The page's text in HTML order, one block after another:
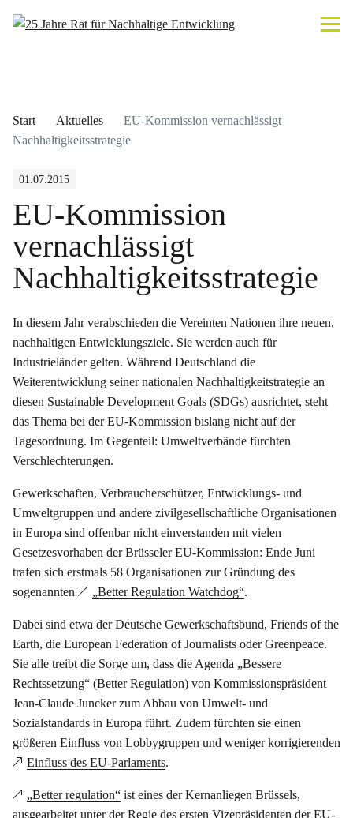
Start Aktuelles
EU-Kommission vernachlässigt
Nachhaltigkeitsstrategie
01.07.2015
EU-Kommission
vernachlässigt
Nachhaltigkeitsstrategie
In diesem Jahr verabschieden die Vereinten Nationen ihre neuen,
nachhaltigen Entwicklungsziele. Sie werden auch für
Industrieländer gelten. Während Deutschland die
Weiterentwicklung seiner nationalen Nachhaltigkeitstrategie an
diesen Sustainable Development Goals (SDGs) ausrichtet, steht
das Thema bei der EU-Kommission bislang nicht auf der
Tagesordnung. Im Gegenteil: Umweltverbände fürchten
Verschlechterungen.
Gewerkschaften, Verbraucherschützer, Entwicklungs- und
Umweltgruppen und andere zivilgesellschaftliche Organisationen
in Europa sind offenbar nicht einverstanden mit vielen
Gesetzesvorhaben der Brüsseler EU-Kommission: Ende Juni
trafen sich erstmals 58 Organisationen zur Gründung des
sogenannten
„Better Regulation Watchdog“.
Dabei sind etwa der Deutsche Gewerkschaftsbund, Friends of the
Earth, die European Federation of Journalists oder Greenpeace.
Sie alle treibt die Sorge um, dass die Agenda „Bessere
Rechtssetzung“ (Better Regulation) von Kommissionspräsident
Jean-Claude Juncker zum Abbau von Umwelt- und
Sozialstandards in Europa führt. Zudem fürchten sie einen
größeren Einfluss von Lobbygruppen und weniger korrigierenden
Einfluss des EU-Parlaments.
„Better regulation“ ist eines der Kernanliegen Brüssels,
ausgearbeitet unter der Regie des ersten Vizepräsidenten der EU-